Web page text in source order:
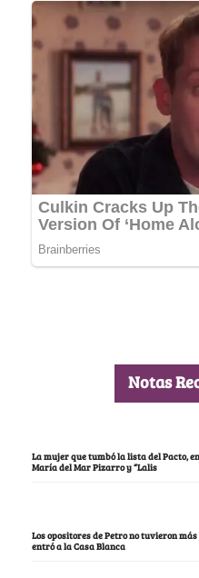
Notas
La mujer que tumbó la lista del Pacto,
María del Mar Pizarro y “Lalis
Los opositores de Petro no tuvieron
entró a la Casa Blanca